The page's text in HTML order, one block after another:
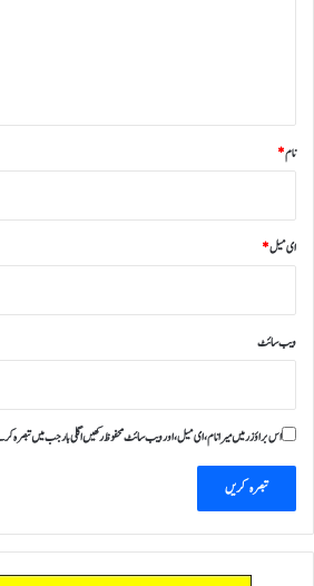
نام*
ای میل*
ویب‌ سائٹ
اس براؤزر میں میرا نام، ای میل، اور ویب سائٹ محفوظ رکھیں اگلی بار جب میں